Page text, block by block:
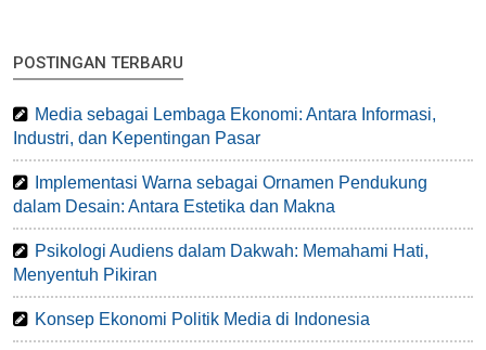
POSTINGAN TERBARU
Media sebagai Lembaga Ekonomi: Antara Informasi,
Industri, dan Kepentingan Pasar
Implementasi Warna sebagai Ornamen Pendukung
dalam Desain: Antara Estetika dan Makna
Psikologi Audiens dalam Dakwah: Memahami Hati,
Menyentuh Pikiran
Konsep Ekonomi Politik Media di Indonesia